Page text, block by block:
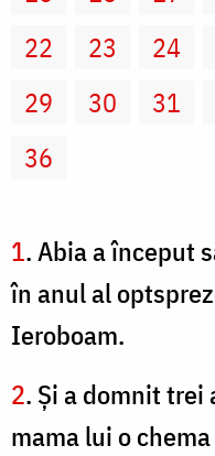
22
23 24
29
30 31
36
1. Abia a început
în anul al
Ieroboam.
2. Şi a domnit
mama lui o